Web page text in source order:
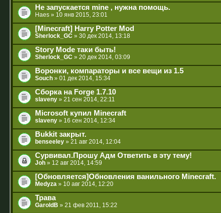
Не запускается mine , нужна помощь.
Haes » 10 янв 2015, 23:01
[Minecraft] Harry Potter Mod
Sherlock_GC » 30 дек 2014, 13:18
Story Mode таки быть!
Sherlock_GC » 20 дек 2014, 03:09
Воронки, компараторы и все вещи из 1.5
Souch » 01 дек 2014, 15:34
Сборка на Forge 1.7.10
slaveny » 21 сен 2014, 22:11
Microsoft купил Minecraft
slaveny » 16 сен 2014, 12:34
Bukkit закрыт.
benseeley » 21 авг 2014, 12:04
Сурвивал.Прошу Адм Ответить в эту тему!
Joh » 12 авг 2014, 14:59
[Обновляется]Обновления ванильного Minecraft.
Medyza » 10 авг 2014, 12:20
Трава
GaroldB » 21 фев 2011, 15:22